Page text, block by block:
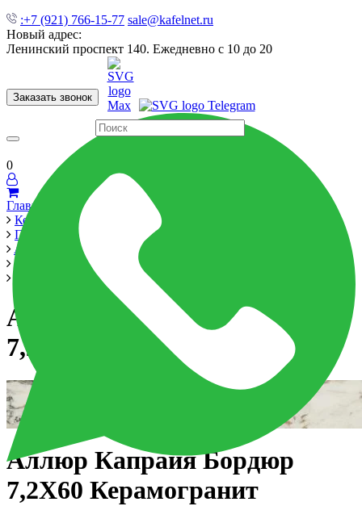
:+7 (921) 766-15-77 sale@kafelnet.ru
Новый адрес:
Ленинский проспект 140. Ежедневно с 10 до 20
Заказать звонок
60x120 60x60 Для ванной Для кухни
0
Главная
Керамика
Производители
Atlas Concorde Russia
Allure
Аллюр Капрайя Бордюр 7,2X60 Керамогранит
Аллюр Капрайя Бордюр
7,2X60 Керамогранит
Аллюр Капрайя Бордюр
7,2X60 Керамогранит